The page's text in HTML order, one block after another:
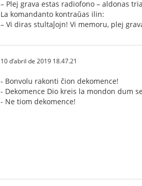
– Plej grava estas radiofono – aldonas
La komandanto kontraŭas ilin:
– Vi diras stultaĵojn! Vi memoru, plej
10 d’abril de 2019 18.47.21
- Bonvolu rakonti ĉion dekomence!
- Dekomence Dio kreis la mondon dum
- Ne tiom dekomence!